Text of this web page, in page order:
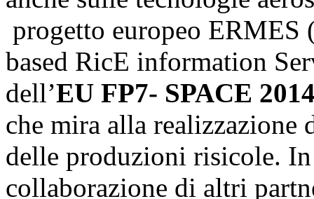
progetto europeo
based RicE information
dell’EU FP7- SPACE
che mira alla
delle produzioni risicole.
collaborazione di altri